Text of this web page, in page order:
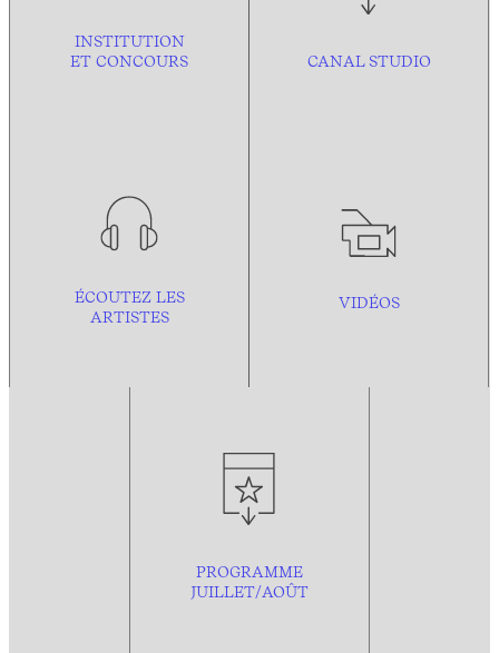
INSTITUTION
ET CONCOURS
CANAL STUDIO
ÉCOUTEZ LES
ARTISTES
VIDÉOS
PROGRAMME
JUILLET/AOÛT